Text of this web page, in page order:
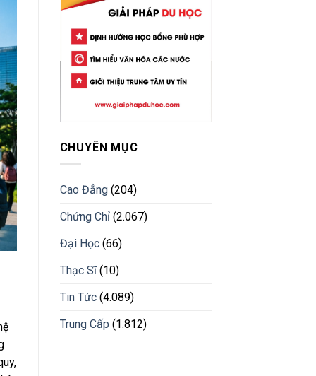
CHUYÊN MỤC
Cao Đẳng(204)
Chứng Chỉ(2.067)
Đại Học(66)
Thạc Sĩ(10)
Tin Tức(4.089)
Trung Cấp (1.812)